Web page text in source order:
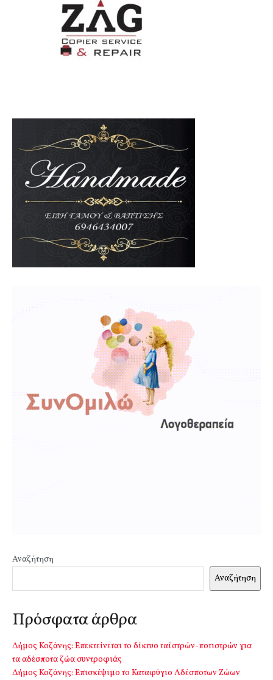
Αναζήτηση
Αναζήτηση
Πρόσφατα άρθρα
Δήμος Κοζάνης: Επεκτείνεται το δίκτυο ταϊστρών-ποτιστρών για
τα αδέσποτα ζώα συντροφιάς
Δήμος Κοζάνης: Επισκέψιμο το Καταφύγιο Αδέσποτων Ζώων